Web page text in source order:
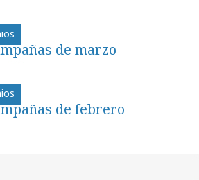
de marzo
de febrero